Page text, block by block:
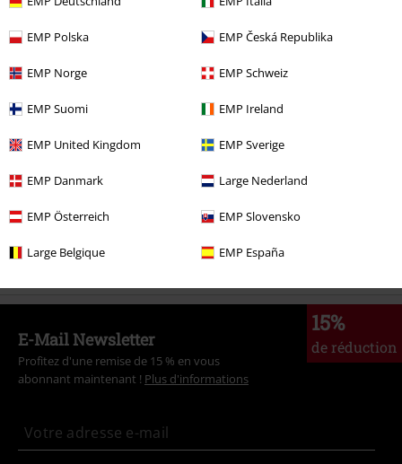
EMP Polska EMP Česká Republika
EMP Norge EMP Schweiz
EMP Suomi EMP Ireland
EMP United Kingdom EMP Sverige
EMP Danmark Large Nederland
EMP Österreich EMP Slovensko
Large Belgique EMP España
Plus de catégories. Plus d'options.
Nouveautés Pantalons & Shorts
Promos % Vêtements Pantalons & Shorts Jeans
Promos % Homme Pantalons Jeans
Homme Vêtements Jeans Jeans slim
Thèmes Streetwear Pantalons Jeans
15%
de réduction
E-Mail Newsletter
Profitez d'une remise de 15 % en vous
abonnant maintenant ! Plus d'informations